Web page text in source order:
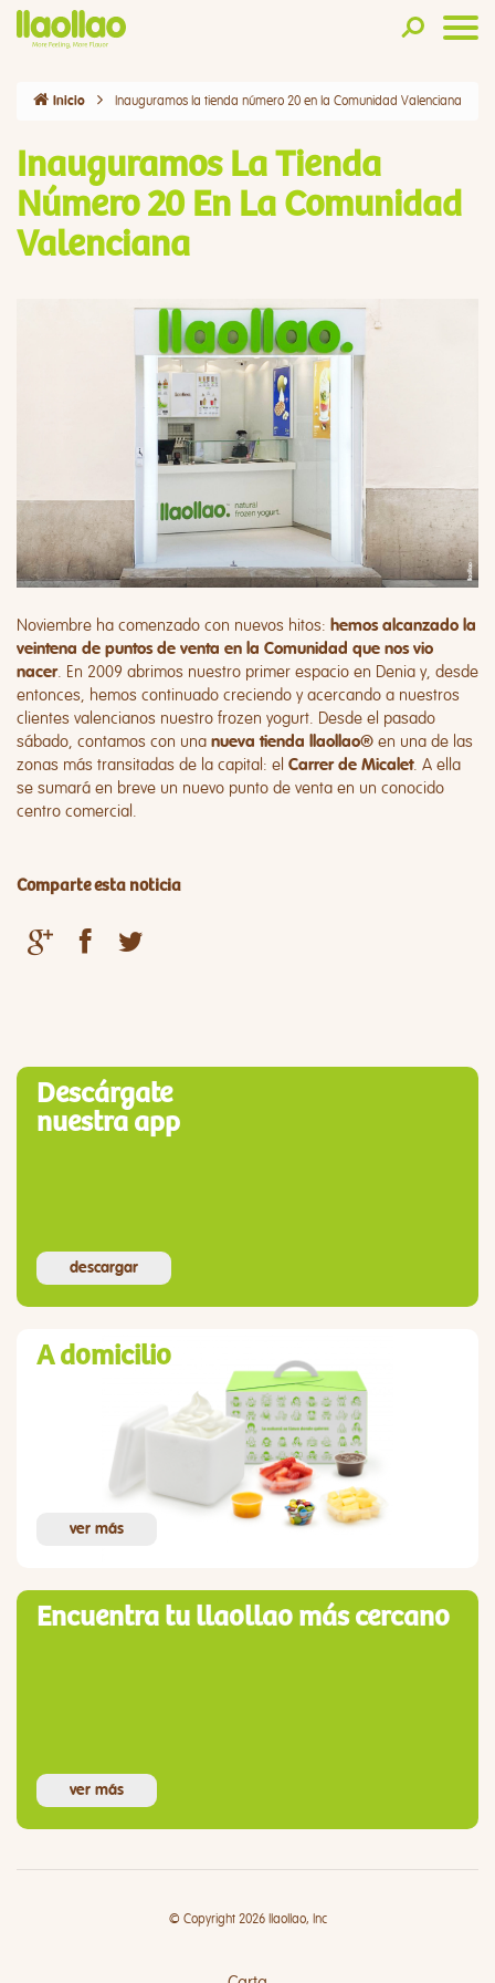
Inicio Inauguramos la tienda número 20 en la Comunidad Valenciana
Inauguramos La Tienda
Número 20 En La Comunidad
Valenciana
Noviembre ha comenzado con nuevos hitos: hemos alcanzado la
veintena de puntos de venta en la Comunidad que nos vio
nacer. En 2009 abrimos nuestro primer espacio en Denia y, desde
entonces, hemos continuado creciendo y acercando a nuestros
clientes valencianos nuestro frozen yogurt. Desde el pasado
sábado, contamos con una nueva tienda llaollao® en una de las
zonas más transitadas de la capital: el Carrer de Micalet. A ella
se sumará en breve un nuevo punto de venta en un conocido
centro comercial.
Comparte esta noticia
Descárgate
nuestra app
descargar
A domicilio
ver más
Encuentra tu llaollao más cercano
ver más
© Copyright 2026 llaollao, Inc